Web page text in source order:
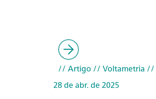
// Artigo // Voltametria //
28 de abr. de 2025